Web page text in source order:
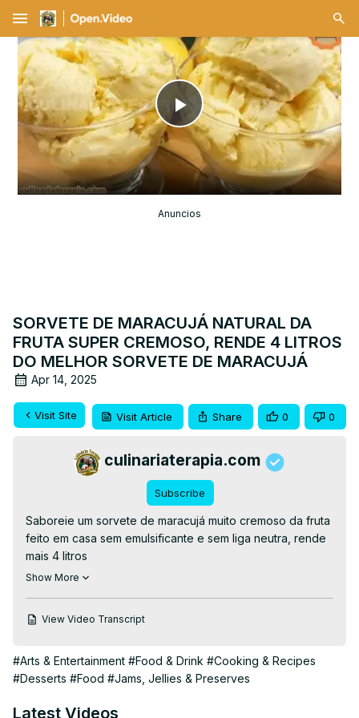
menu
Play
Video
Anuncios
SORVETE DE MARACUJÁ NATURAL DA
FRUTA SUPER CREMOSO, RENDE 4 LITROS
DO MELHOR SORVETE DE MARACUJÁ
Apr 14, 2025
Visit Site Visit Article Share 0 0
culinariaterapia.com
Subscribe
Saboreie um sorvete de maracujá muito cremoso da fruta
feito em casa sem emulsificante e sem liga neutra, rende
mais 4 litros
👉RECEITA ESCRITA👉
#culinariaterapia #sobremesa #sorvetecremoso
Show More
View Video Transcript
#Arts & Entertainment #Food & Drink #Cooking & Recipes
#Desserts #Food #Jams, Jellies & Preserves
Latest Videos